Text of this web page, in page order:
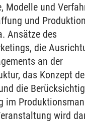
Modelle und
und
Ansätze des
die
an der
das Konzept
die
im
wird